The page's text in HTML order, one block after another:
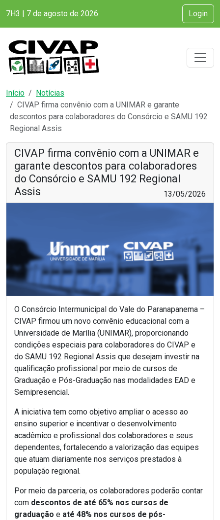
7H3 | 7 de agosto de 2026 Login
Início
Notícias
CIVAP firma convênio com a UNIMAR e garante
descontos para colaboradores do Consórcio e SAMU 192
Regional Assis
CIVAP firma convênio com a UNIMAR e
garante descontos para colaboradores
do Consórcio e SAMU 192 Regional
Assis
13/05/2026
O Consórcio Intermunicipal do Vale do Paranapanema –
CIVAP firmou um novo convênio educacional com a
Universidade de Marília (UNIMAR), proporcionando
condições especiais para colaboradores do CIVAP e
do SAMU 192 Regional Assis que desejam investir na
qualificação profissional por meio de cursos de
Graduação e Pós-Graduação nas modalidades EAD e
Semipresencial.
A iniciativa tem como objetivo ampliar o acesso ao
ensino superior e incentivar o desenvolvimento
acadêmico e profissional dos colaboradores e seus
dependentes, fortalecendo a valorização das equipes
que atuam diariamente nos serviços prestados à
população regional.
Por meio da parceria, os colaboradores poderão contar
com descontos de até 65% nos cursos de
graduação e até 48% nos cursos de pós-